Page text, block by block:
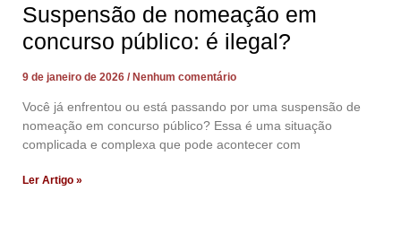
Suspensão de nomeação em
concurso público: é ilegal?
9 de janeiro de 2026 Nenhum comentário
Você já enfrentou ou está passando por uma suspensão de
nomeação em concurso público? Essa é uma situação
complicada e complexa que pode acontecer com
Ler Artigo »